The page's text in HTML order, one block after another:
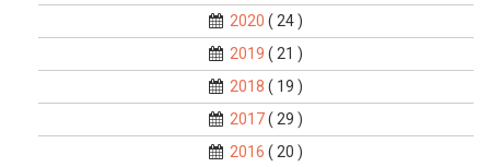
2020 ( 24 )
2019 ( 21 )
2018 ( 19 )
2017( 29 )
2016 ( 20 )